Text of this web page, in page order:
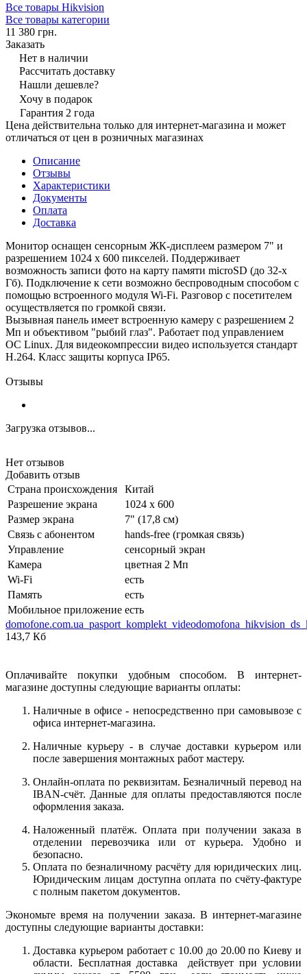
Все товары Hikvision
Все товары категории
11 380 грн.
Заказать
Нет в наличии
Рассчитать доставку
Нашли дешевле?
Хочу в подарок
Гарантия 2 года
Цена действительна только для интернет-магазина и может
отличаться от цен в розничных магазинах
Описание
Отзывы
Характеристики
Документы
Оплата
Доставка
Монитор оснащен сенсорным ЖК-дисплеем размером 7" и
разрешением 1024 х 600 пикселей. Поддерживает
возможность записи фото на карту памяти microSD (до 32-х
Гб). Подключение к сети возможно беспроводным способом с
помощью встроенного модуля Wi-Fi. Разговор с посетителем
осуществляется по громкой связи.
Вызывная панель имеет встроенную камеру с разрешением 2
Мп и объективом "рыбий глаз". Работает под управлением
ОС Linux. Для видеокомпрессии видео используется стандарт
H.264. Класс защиты корпуса IP65.
Отзывы
Загрузка отзывов...
Нет отзывов
Добавить отзыв
Страна происхождения
Китай
Разрешение экрана
1024 x 600
Размер экрана
7" (17,8 см)
Связь с абонентом
hands-free (громкая связь)
Управление
сенсорный экран
Камера
цветная 2 Мп
Wi-Fi
есть
Память
есть
Мобильное приложение есть
143,7 Кб
Оплачивайте покупки удобным способом. В интернет-
магазине доступны следующие варианты оплаты:
Наличные в офисе - непосредственно при самовывозе с
офиса интернет-магазина.
Наличные курьеру - в случае доставки курьером или
после завершения монтажных работ мастеру.
Онлайн-оплата по реквизитам. Безналичный перевод на
IBAN-счёт. Данные для оплаты предоставляются после
оформления заказа.
Наложенный платёж. Оплата при получении заказа в
отделении перевозчика или от курьера. Удобно и
безопасно.
Оплата по безналичному расчёту для юридических лиц.
Юридическим лицам доступна оплата по счёту-фактуре
с полным пакетом документов.
Экономьте время на получении заказа. В интернет-магазине
доступны следующие варианты доставки:
Доставка курьером работает с 10.00 до 20.00 по Киеву и
области. Бесплатная доставка действует при условии